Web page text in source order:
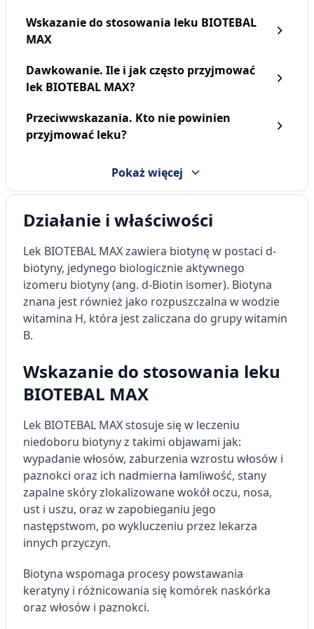
Biotebal rzęsy XXL, serum
3 ml
68,49 zł
Biotebal Men, szampon
włosów, 150 ml
Wskazanie do stosowania leku BIOTEBAL
MAX
Dawkowanie. Ile i jak często przyjmować
lek BIOTEBAL MAX?
Przeciwwskazania. Kto nie powinien
przyjmować leku?
Pokaż więcej
Działanie i właściwości
Lek BIOTEBAL MAX zawiera biotynę w postaci d-
biotyny, jedynego biologicznie aktywnego
izomeru biotyny (ang. d-Biotin isomer). Biotyna
znana jest również jako rozpuszczalna w wodzie
witamina H, która jest zaliczana do grupy witamin
B.
Wskazanie do stosowania leku
BIOTEBAL MAX
Lek BIOTEBAL MAX stosuje się w leczeniu
niedoboru biotyny z takimi objawami jak:
wypadanie włosów, zaburzenia wzrostu włosów i
paznokci oraz ich nadmierna łamliwość, stany
zapalne skóry zlokalizowane wokół oczu, nosa,
ust i uszu, oraz w zapobieganiu jego
następstwom, po wykluczeniu przez lekarza
innych przyczyn.
Biotyna wspomaga procesy powstawania
keratyny i różnicowania się komórek naskórka
oraz włosów i paznokci.